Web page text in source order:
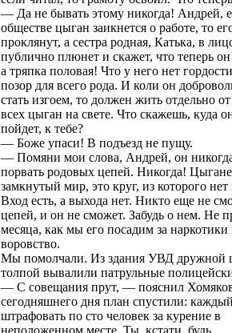
— Да не бывать этому никогда! Андрей,
обществе цыган заикнется о работе, то
проклянут, а сестра родная, Катька, в
публично плюнет и скажет, что теперь
а тряпка половая! Что у него нет
позор для всего рода. И коли он
стать изгоем, то должен жить отдельно
всех цыган на свете. Что скажешь, куда
пойдет, к тебе?
— Боже упаси! В подъезд не пущу.
— Помяни мои слова, Андрей, он
порвать родовых цепей. Никогда!
замкнутый мир, это круг, из которого
Вход есть, а выхода нет. Никто еще не
цепей, и он не сможет. Забудь о нем. Не
месяца, как мы его посадим за наркотики
воровство.
Мы помолчали. Из здания УВД дружной
толпой вывалили патрульные
— С совещания прут, — пояснил
сегодняшнего дня план спустили:
штрафовать по сто человек за курение в
неположенном месте. Ты, кстати, будь